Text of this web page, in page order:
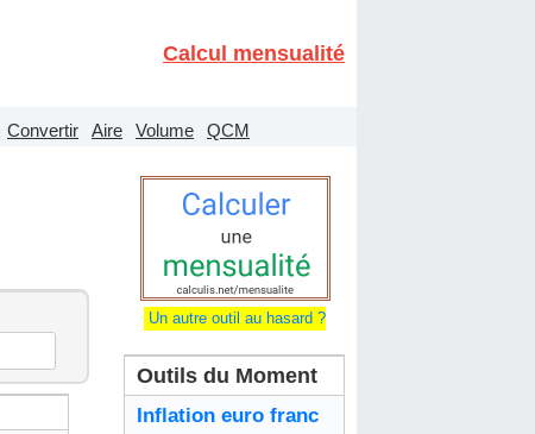
Calcul mensualité
Convertir Aire Volume QCM
Un autre outil au hasard ?
Outils du Moment
Inflation euro franc